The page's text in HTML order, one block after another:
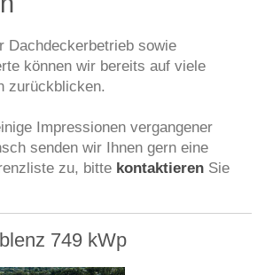
Dachdeckerbetrieb sowie
können wir bereits auf viele
zurückblicken.
Impressionen vergangener
senden wir Ihnen gern eine
zu, bitte kontaktieren Sie
749 kWp